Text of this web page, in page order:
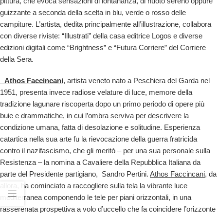
guizzante a seconda della scelta in blu, verde o rosso delle
campiture. L’artista, dedita principalmente all’illustrazione, collabora
con diverse riviste: “Illustrati” della casa editrice Logos e diverse
edizioni digitali come “Brightness” e “Futura Corriere” del Corriere
della Sera.
Athos Faccincani, artista veneto nato a Peschiera del Garda nel
1951, presenta invece radiose velature di luce, memore della
tradizione lagunare riscoperta dopo un primo periodo di opere più
buie e drammatiche, in cui l’ombra serviva per descrivere la
condizione umana, fatta di desolazione e solitudine. Esperienza
catartica nella sua arte fu la rievocazione della guerra fratricida
contro il nazifascismo, che gli meritò – per una sua personale sulla
Resistenza – la nomina a Cavaliere della Repubblica Italiana da
parte del Presidente partigiano, Sandro Pertini. Athos Faccincani, da
allora, ha cominciato a raccogliere sulla tela la vibrante luce
mediterranea componendo le tele per piani orizzontali, in una
rasserenata prospettiva a volo d’uccello che fa coincidere l’orizzonte